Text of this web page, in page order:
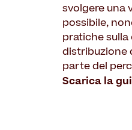
svolgere una
possibile,
pratiche sulla
distribuzione
parte del
Scarica la